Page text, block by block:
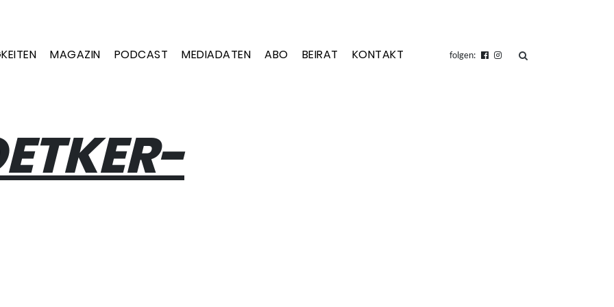
MAGAZIN PODCAST MEDIADATEN ABO BEIRAT KONTAKT folgen: suchen